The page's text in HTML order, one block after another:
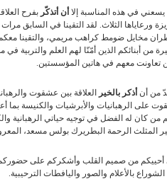
أن أتذكّر بفرح
ورعاياها الثلاث. لقد التقينا في السابق
مخايل ضومط كراهب مريمي، والتقينا
من أبنائكم الذين أمّنّا لهم العلم والتربية
تعاونت معهم في هاتين المؤسستين.
من أن أذكر بالخير
العلاقة بين عشقوت
على الرهبانيات والأبرشيات والكنيسة
من كان له الفضل في توجيه حياتي الرهبانية
المثلث الرحمة البطريرك بولس مسعد،
أحييكم من صميم القلب وأشكركم على
الشوراع بالأعلام والصور واليافطات الترحيبية.